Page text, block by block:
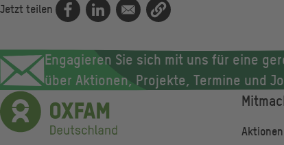
Jetzt teilen
Engagieren Sie sich mit uns für eine
über Aktionen, Projekte, Termine und